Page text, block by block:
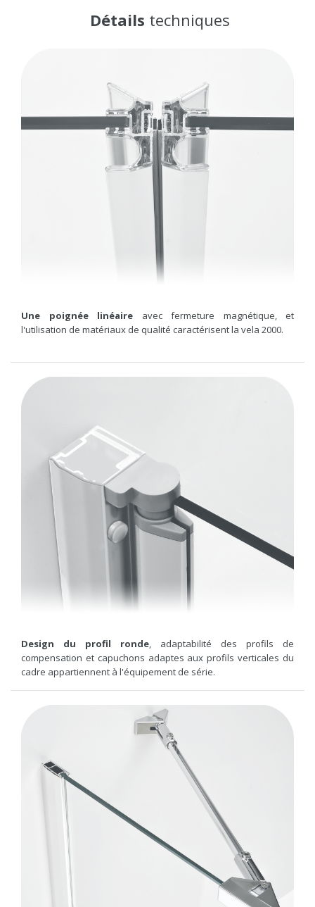
Détails techniques
Une poignée linéaire
avec fermeture magnétique, et
l'utilisation de matériaux de qualité caractérisent la vela 2000.
Design du profil ronde, adaptabilité des profils de
compensation et capuchons adaptes aux profils verticales du
cadre appartiennent à l'équipement de série.